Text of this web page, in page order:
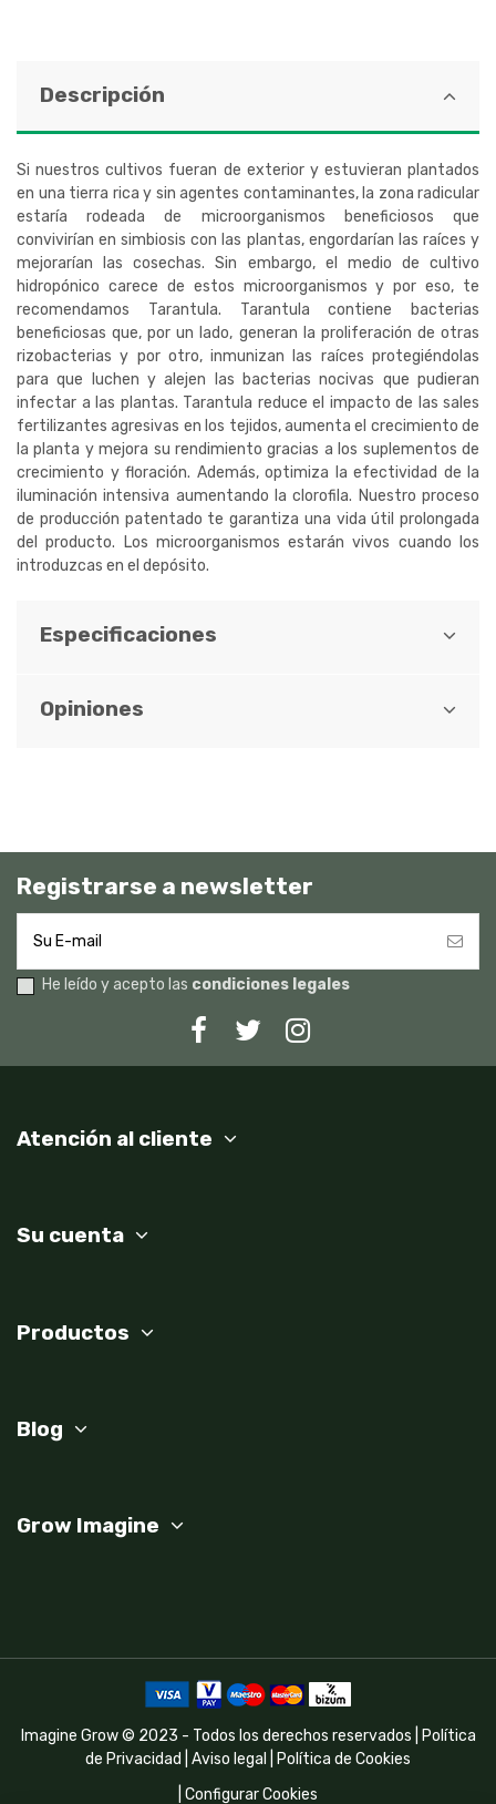
Descripción
Si nuestros cultivos fueran de exterior y estuvieran plantados
en una tierra rica y sin agentes contaminantes, la zona radicular
estaría rodeada de microorganismos beneficiosos que
convivirían en simbiosis con las plantas, engordarían las raíces y
mejorarían las cosechas. Sin embargo, el medio de cultivo
hidropónico carece de estos microorganismos y por eso, te
recomendamos Tarantula. Tarantula contiene bacterias
beneficiosas que, por un lado, generan la proliferación de otras
rizobacterias y por otro, inmunizan las raíces protegiéndolas
para que luchen y alejen las bacterias nocivas que pudieran
infectar a las plantas. Tarantula reduce el impacto de las sales
fertilizantes agresivas en los tejidos, aumenta el crecimiento de
la planta y mejora su rendimiento gracias a los suplementos de
crecimiento y floración. Además, optimiza la efectividad de la
iluminación intensiva aumentando la clorofila. Nuestro proceso
de producción patentado te garantiza una vida útil prolongada
del producto. Los microorganismos estarán vivos cuando los
introduzcas en el depósito.
Especificaciones
Opiniones
Registrarse a newsletter
He leído y acepto las condiciones legales
Atención al cliente
Su cuenta
Productos
Blog
Grow Imagine
Imagine Grow © 2023 - Todos los derechos reservados |
Política
de Privacidad
Aviso legal
Política de Cookies
Configurar Cookies